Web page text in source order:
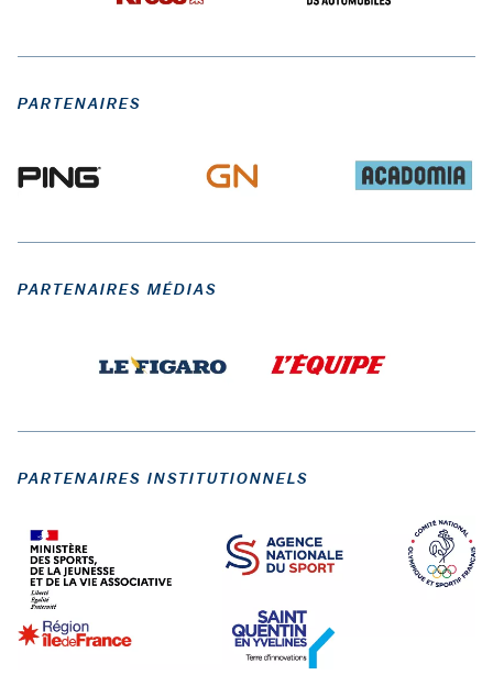
PARTENAIRES
PARTENAIRES MÉDIAS
PARTENAIRES INSTITUTIONNELS